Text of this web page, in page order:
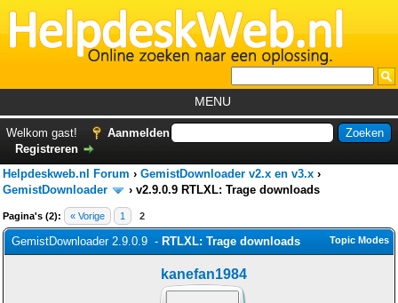
MENU
Foutcodes
GemistDownloader*
Forum
Welkom gast!
Aanmelden
Registreren
Helpdeskweb.nl Forum › GemistDownloader v2.x en v3.x ›
GemistDownloader
› v2.9.0.9 RTLXL: Trage downloads
Pagina's (2): « Vorige 1 2
Topic Modes
GemistDownloader 2.9.0.9 - RTLXL: Trage downloads
kanefan1984